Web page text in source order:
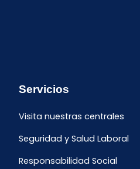
Servicios
Visita nuestras centrales
Seguridad y Salud Laboral
Responsabilidad Social